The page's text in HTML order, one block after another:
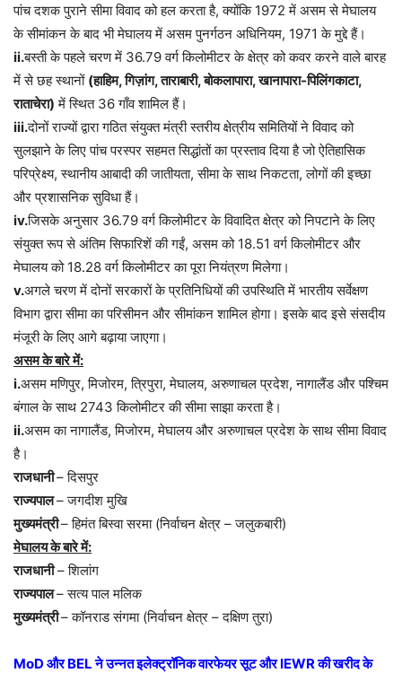
पांच दशक पुराने सीमा विवाद को हल करता है, क्योंकि 1972 में असम से मेघालय
के सीमांकन के बाद भी मेघालय में असम पुनर्गठन अधिनियम, 1971 के मुद्दे हैं।
ii.बस्ती के पहले चरण में 36.79 वर्ग किलोमीटर के क्षेत्र को कवर करने वाले बारह
में से छह स्थानों (हाहिम, गिज़ांग, ताराबारी, बोकलापारा, खानापारा-पिलिंगकाटा,
राताचेरा) में स्थित 36 गाँव शामिल हैं।
iii.दोनों राज्यों द्वारा गठित संयुक्त मंत्री स्तरीय क्षेत्रीय समितियों ने विवाद को
सुलझाने के लिए पांच परस्पर सहमत सिद्धांतों का प्रस्ताव दिया है जो ऐतिहासिक
परिप्रेक्ष्य, स्थानीय आबादी की जातीयता, सीमा के साथ निकटता, लोगों की इच्छा
और प्रशासनिक सुविधा हैं।
iv.जिसके अनुसार 36.79 वर्ग किलोमीटर के विवादित क्षेत्र को निपटाने के लिए
संयुक्त रूप से अंतिम सिफारिशें की गईं, असम को 18.51 वर्ग किलोमीटर और
मेघालय को 18.28 वर्ग किलोमीटर का पूरा नियंत्रण मिलेगा।
v.अगले चरण में दोनों सरकारों के प्रतिनिधियों की उपस्थिति में भारतीय सर्वेक्षण
विभाग द्वारा सीमा का परिसीमन और सीमांकन शामिल होगा। इसके बाद इसे संसदीय
मंजूरी के लिए आगे बढ़ाया जाएगा।
असम के बारे में:
i.असम मणिपुर, मिजोरम, त्रिपुरा, मेघालय, अरुणाचल प्रदेश, नागालैंड और पश्चिम
बंगाल के साथ 2743 किलोमीटर की सीमा साझा करता है।
ii.असम का नागालैंड, मिजोरम, मेघालय और अरुणाचल प्रदेश के साथ सीमा विवाद
है।
राजधानी– दिसपुर
राज्यपाल– जगदीश मुखि
मुख्यमंत्री– हिमंत बिस्वा सरमा (निर्वाचन क्षेत्र – जलुकबारी)
मेघालय के बारे में:
राजधानी– शिलांग
राज्यपाल– सत्य पाल मलिक
मुख्यमंत्री– कॉनराड संगमा (निर्वाचन क्षेत्र – दक्षिण तुरा)
MoD और BEL ने उन्नत इलेक्ट्रॉनिक वारफेयर सूट और IEWR की खरीद के